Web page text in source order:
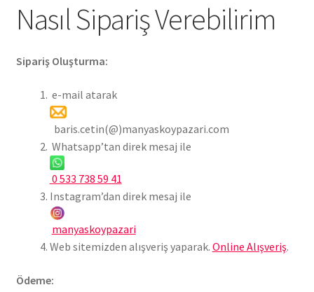
Mesafeli Satış Sözleşmesi
Gönderim ve Teslimat Koşulları
İptal/ İade ve Geri Ödeme Koşulları
Kişisel Veriler Politikası (KVKK)
Sık Sorulan Sorular
Giriş Yap / Üye Ol
menüyü
İletişim
Nasıl Sipariş Verebilirim
Sipariş Oluşturma:
e-mail atarak
baris.cetin(@)manyaskoypazari.com
Whatsapp’tan direk mesaj ile
0 533 738 59 41
Instagram’dan direk mesaj ile
manyaskoypazari
Web sitemizden alışveriş yaparak. Online Alışveriş.
Ödeme: